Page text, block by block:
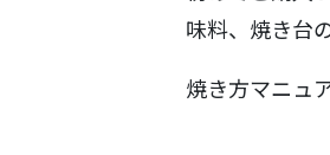
味料、焼き台
焼き方マニュ